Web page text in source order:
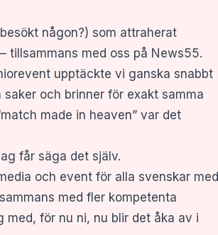
någon?) som attraherat
tillsammans med oss på News55.
upptäckte vi ganska snabbt
och brinner för exakt samma
made in heaven” var det
får säga det själv.
och event för alla svenskar med
med fler kompetenta
för nu ni, nu blir det åka av i